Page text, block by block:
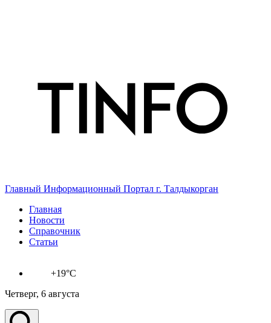
Главный Информационный Портал г. Талдыкорган
Главная
Новости
Справочник
Статьи
+19°C
Четверг, 6 августа